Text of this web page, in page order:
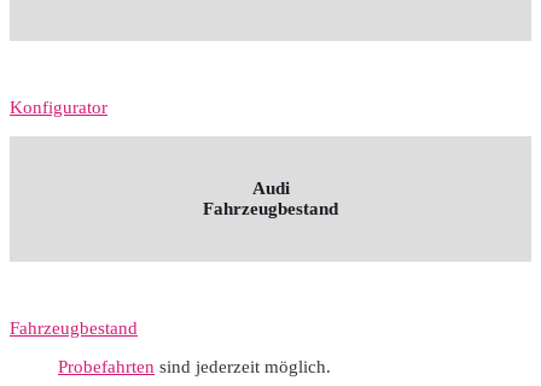
Konfigurator
Audi
Fahrzeugbestand
Fahrzeugbestand
Probefahrten sind jederzeit möglich.